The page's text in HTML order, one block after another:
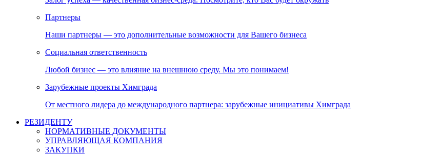
Партнеры
Наши партнеры — это дополнительные возможности для Вашего бизнеса
Социальная ответственность
Любой бизнес — это влияние на внешнюю среду. Мы это понимаем!
Зарубежные проекты Химграда
От местного лидера до международного партнера: зарубежные инициативы Химграда
РЕЗИДЕНТУ
НОРМАТИВНЫЕ ДОКУМЕНТЫ
УПРАВЛЯЮЩАЯ КОМПАНИЯ
ЗАКУПКИ